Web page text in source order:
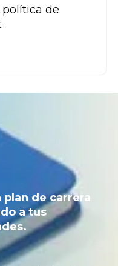
política de
de carrera
a tus